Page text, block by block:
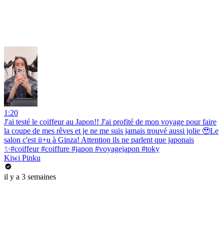
1:20
J'ai testé le coiffeur au Japon!! J'ai profité de mon voyage pour faire
la coupe de mes rêves et je ne me suis jamais trouvé aussi jolie 🥹Le
salon c'est ii+u à Ginza! Attention ils ne parlent que japonais
✨#coiffeur #coiffure #japon #voyagejapon #toky
Kiwi Pinku
il y a 3 semaines